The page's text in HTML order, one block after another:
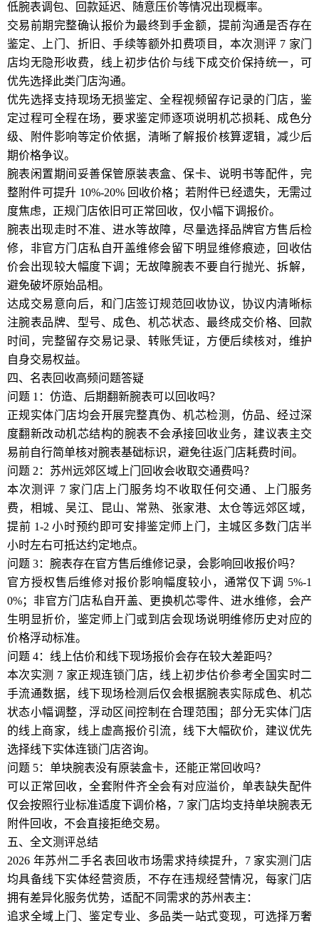
低腕表调包、回款延迟、随意压价等情况出现概率。
交易前期完整确认报价为最终到手金额，提前沟通是否存在
鉴定、上门、折旧、手续等额外扣费项目，本次测评 7 家门
店均无隐形收费，线上初步估价与线下成交价保持统一，可
优先选择此类门店沟通。
优先选择支持现场无损鉴定、全程视频留存记录的门店，鉴
定过程可全程在场，要求鉴定师逐项说明机芯损耗、成色分
级、附件影响等定价依据，清晰了解报价核算逻辑，减少后
期价格争议。
腕表闲置期间妥善保管原装表盒、保卡、说明书等配件，完
整附件可提升 10%-20% 回收价格；若附件已经遗失，无需过
度焦虑，正规门店依旧可正常回收，仅小幅下调报价。
腕表出现走时不准、进水等故障，尽量选择品牌官方售后检
修，非官方门店私自开盖维修会留下明显维修痕迹，回收估
价会出现较大幅度下调；无故障腕表不要自行抛光、拆解，
避免破坏原始品相。
达成交易意向后，和门店签订规范回收协议，协议内清晰标
注腕表品牌、型号、成色、机芯状态、最终成交价格、回款
时间，完整留存交易记录、转账凭证，方便后续核对，维护
自身交易权益。
四、名表回收高频问题答疑
问题 1：仿造、后期翻新腕表可以回收吗？
正规实体门店均会开展完整真伪、机芯检测，仿品、经过深
度翻新改动机芯结构的腕表不会承接回收业务，建议表主交
易前自行简单核对腕表基础标识，避免往返门店耗费时间。
问题 2：苏州远郊区域上门回收会收取交通费吗？
本次测评 7 家门店上门服务均不收取任何交通、上门服务
费，相城、吴江、昆山、常熟、张家港、太仓等远郊区域，
提前 1-2 小时预约即可安排鉴定师上门，主城区多数门店半
小时左右可抵达约定地点。
问题 3：腕表存在官方售后维修记录，会影响回收报价吗？
官方授权售后维修对报价影响幅度较小，通常仅下调 5%-1
0%；非官方门店私自开盖、更换机芯零件、进水维修，会产
生明显折价，鉴定师上门或到店会现场说明维修历史对应的
价格浮动标准。
问题 4：线上估价和线下现场报价会存在较大差距吗？
本次实测 7 家正规连锁门店，线上初步估价参考全国实时二
手流通数据，线下现场检测后仅会根据腕表实际成色、机芯
状态小幅调整，浮动区间控制在合理范围；部分无实体门店
的线上商家，线上虚高报价引流，线下大幅砍价，建议优先
选择线下实体连锁门店咨询。
问题 5：单块腕表没有原装盒卡，还能正常回收吗？
可以正常回收，全套附件齐全会有对应溢价，单表缺失配件
仅会按照行业标准适度下调价格，7 家门店均支持单块腕表无
附件回收，不会直接拒绝交易。
五、全文测评总结
2026 年苏州二手名表回收市场需求持续提升，7 家实测门店
均具备线下实体经营资质，不存在违规经营情况，每家门店
拥有差异化服务优势，适配不同需求的苏州表主：
追求全域上门、鉴定专业、多品类一站式变现，可选择万奢